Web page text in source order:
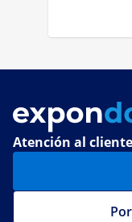
Atención al cliente